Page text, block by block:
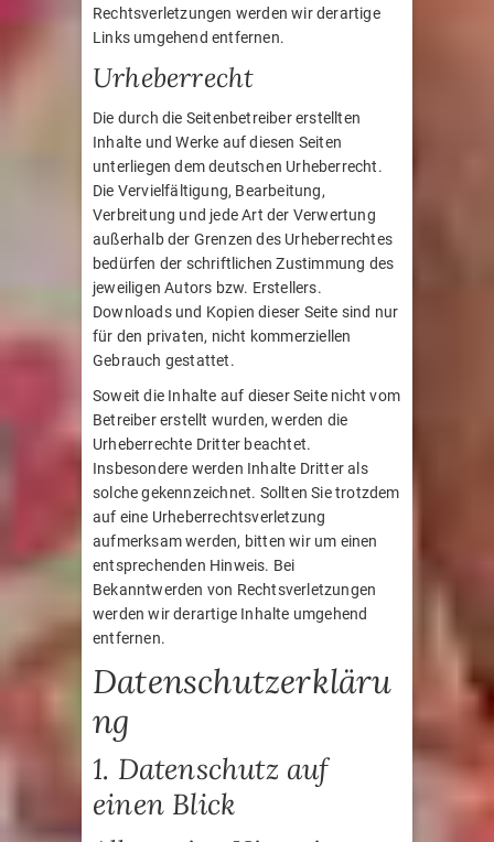
Rechtsverletzungen werden wir derartige
Links umgehend entfernen.
Urheberrecht
Die durch die Seitenbetreiber erstellten
Inhalte und Werke auf diesen Seiten
unterliegen dem deutschen Urheberrecht.
Die Vervielfältigung, Bearbeitung,
Verbreitung und jede Art der Verwertung
außerhalb der Grenzen des Urheberrechtes
bedürfen der schriftlichen Zustimmung des
jeweiligen Autors bzw. Erstellers.
Downloads und Kopien dieser Seite sind nur
für den privaten, nicht kommerziellen
Gebrauch gestattet.
Soweit die Inhalte auf dieser Seite nicht vom
Betreiber erstellt wurden, werden die
Urheberrechte Dritter beachtet.
Insbesondere werden Inhalte Dritter als
solche gekennzeichnet. Sollten Sie trotzdem
auf eine Urheberrechtsverletzung
aufmerksam werden, bitten wir um einen
entsprechenden Hinweis. Bei
Bekanntwerden von Rechtsverletzungen
werden wir derartige Inhalte umgehend
entfernen.
Datenschutzerkläru
ng
1. Datenschutz auf
einen Blick